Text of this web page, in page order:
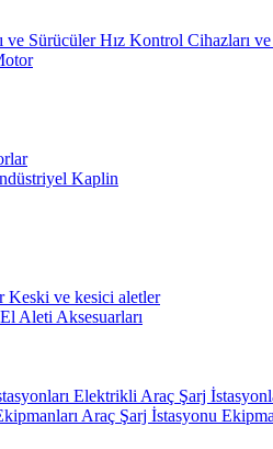
Hız Kontrol Cihazları
Kaplin
Keski ve kesici aletler
El Aleti Aksesuarları
Elektrikli Araç Şarj
Araç Şarj İstasyonu